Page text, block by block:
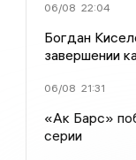
06/08 22:04
Богдан
завершении
06/08 21:31
«Ак Барс»
серии